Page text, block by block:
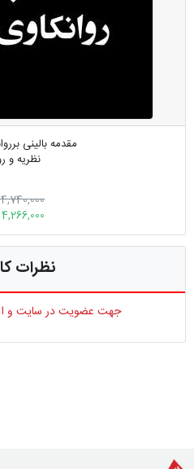
مقدمه بالینی
نظریه و
4,740,000 ریال
4,266,000 ریال
نظرات
جهت عضویت در سایت و